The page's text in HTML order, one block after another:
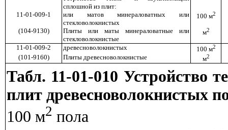
сплошной из плит:
11-01-009-1
или матов минераловатных или
стекловолокнистых
100 м2
(104-9130)
Плиты или маты минераловатные или
стекловолокнистые
м2
11-01-009-2 древесноволокнистых 100 м2
(101-9160) Плиты древесноволокнистые м2
Табл. 11-01-010 Устройство
плит древесноволокнистых
100 м2 пола